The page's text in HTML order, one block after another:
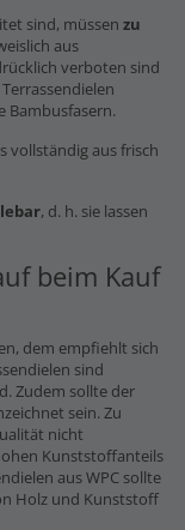
sind, müssen zu
aus
verboten sind
Bambusfasern.
vollständig aus frisch
, d. h. sie lassen
beim Kauf
dem empfiehlt sich
sind
Zudem sollte der
sein. Zu
nicht
Kunststoffanteils
aus WPC sollte
Holz und Kunststoff